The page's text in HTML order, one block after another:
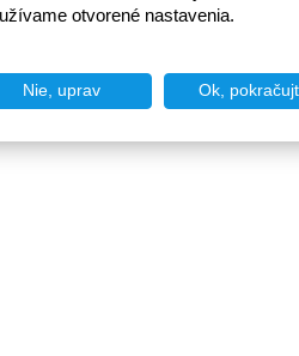
otvorené nastavenia.
Nie, uprav Ok,